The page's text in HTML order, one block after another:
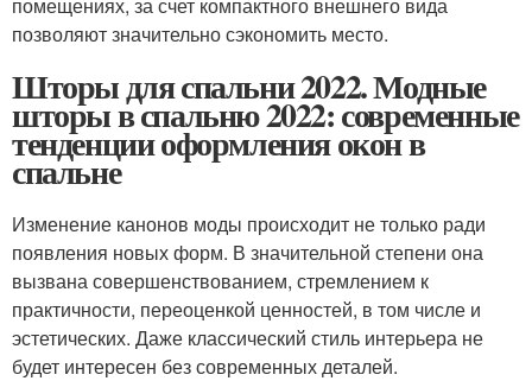
позволяют значительно сэкономить место.
Шторы для спальни 2022. Модные
шторы в спальню 2022: современные
тенденции оформления окон в
спальне
Изменение канонов моды происходит не только ради
появления новых форм. В значительной степени она
вызвана совершенствованием, стремлением к
практичности, переоценкой ценностей, в том числе и
эстетических. Даже классический стиль интерьера не
будет интересен без современных деталей.